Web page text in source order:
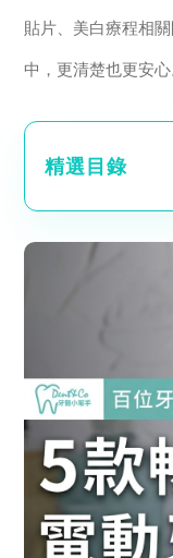
貼片、美白療程相
中，更清楚也更安心
精選目錄